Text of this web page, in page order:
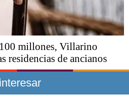
millones, Villarino
residencias de ancianos